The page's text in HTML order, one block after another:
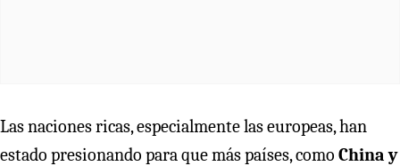
Las naciones ricas, especialmente las europeas, han
estado presionando para que más países, como China y